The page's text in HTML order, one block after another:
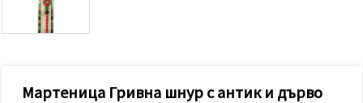
съдържание
и реклами,
включително
за анализ
Мартеница Гривна шнур с антик и дърво